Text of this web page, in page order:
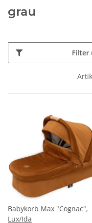
grau
Filter
Babykorb Max "Cognac",
Lux/Ida